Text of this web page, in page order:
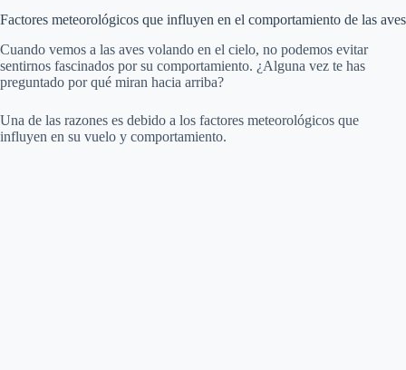
Factores meteorológicos que influyen en el comportamiento de las aves
Cuando vemos a las aves volando en el cielo, no podemos evitar
sentirnos fascinados por su comportamiento. ¿Alguna vez te has
preguntado por qué miran hacia arriba?
Una de las razones es debido a los factores meteorológicos que
influyen en su vuelo y comportamiento.